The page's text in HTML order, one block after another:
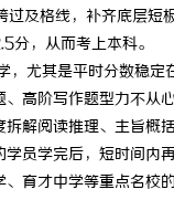
及格线，补齐底层
，从而考上本科。
，尤其是平时分数稳
高阶写作题型力不
解阅读推理、主旨
员学完后，短时间内
育才中学等重点名